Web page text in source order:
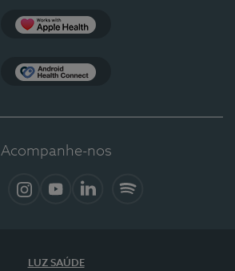
Acompanhe-nos
LUZ SAÚDE